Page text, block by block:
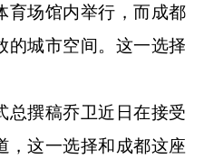
育场馆内举行，而成都
的城市空间。这一选择
撰稿乔卫近日在接受
，这一选择和成都这座